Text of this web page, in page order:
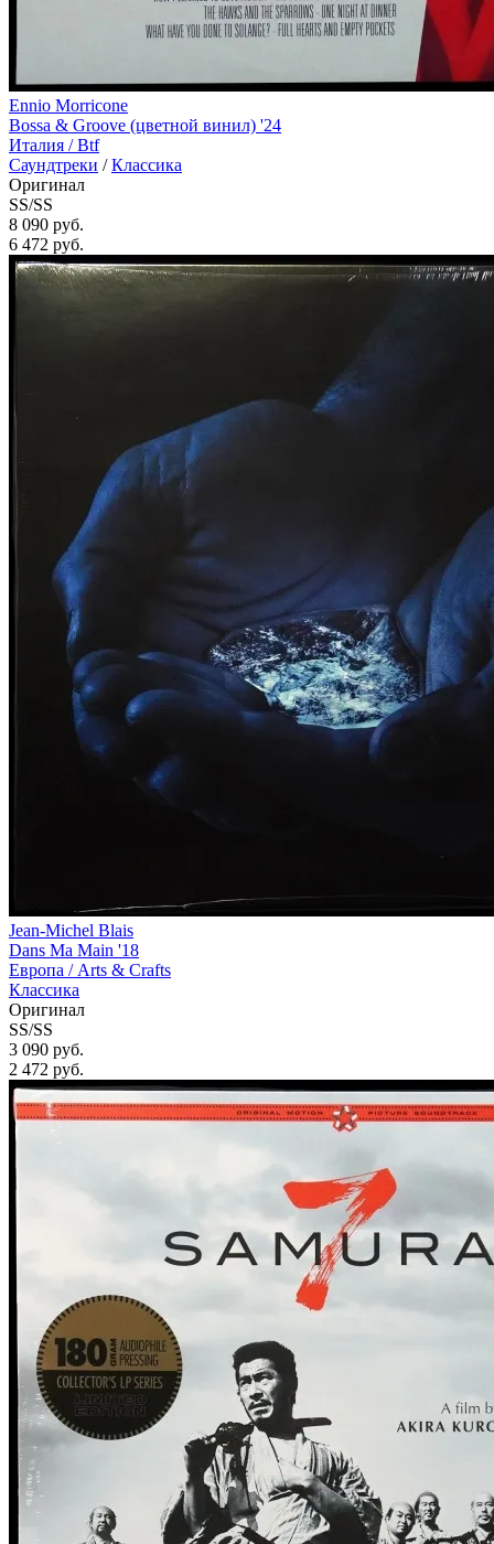
Ennio Morricone
Bossa & Groove (цветной винил) '24
Италия /Btf
Саундтреки /Классика
Оригинал
SS/SS
8 090 руб.
6 472 руб.
Jean-Michel Blais
Dans Ma Main '18
Европа / Arts & Crafts
Классика
Оригинал
SS/SS
3 090 руб.
2 472 руб.